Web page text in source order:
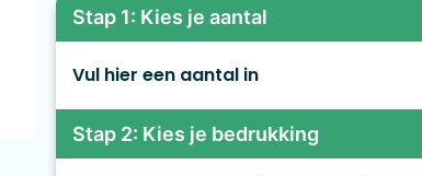
Stap 1: Kies je aantal
Vul hier een aantal in
Stap 2: Kies je bedrukking